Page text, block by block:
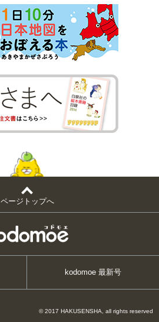
ページトップへ
kodomoe 最新号
© 2017 HAKUSENSHA, all rights reserved